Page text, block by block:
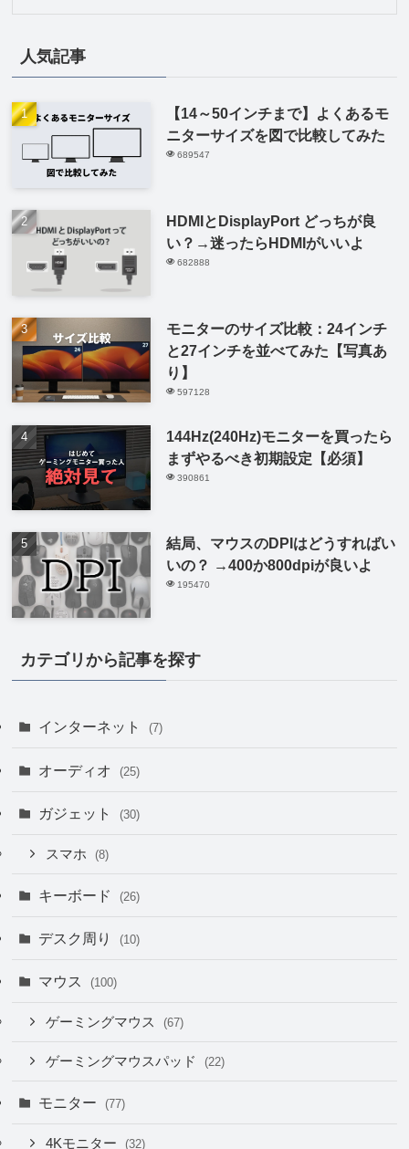
人気記事
【14～50インチまで】よくあるモ
ニターサイズを図で比較してみた
689547
HDMIとDisplayPort どっちが良
い？→迷ったらHDMIがいいよ
682888
モニターのサイズ比較：24インチ
と27インチを並べてみた【写真あ
り】
597128
144Hz(240Hz)モニターを買ったら
まずやるべき初期設定【必須】
390861
結局、マウスのDPIはどうすればい
いの？ →400か800dpiが良いよ
195470
カテゴリから記事を探す
インターネット (7)
オーディオ (25)
ガジェット (30)
スマホ (8)
キーボード (26)
デスク周り (10)
マウス (100)
ゲーミングマウス (67)
ゲーミングマウスパッド (22)
モニター (77)
4Kモニター (32)